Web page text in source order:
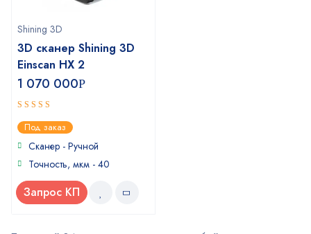
Shining 3D
3D сканер Shining 3D
Einscan HX 2
1 070 000Р
5out of 5
Под заказ
Сканер - Ручной
Точность, мкм - 40
Запрос КП